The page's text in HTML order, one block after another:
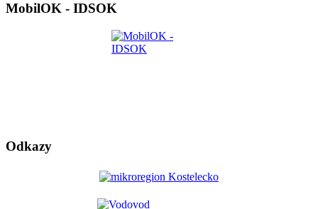
MobilOK - IDSOK
Odkazy